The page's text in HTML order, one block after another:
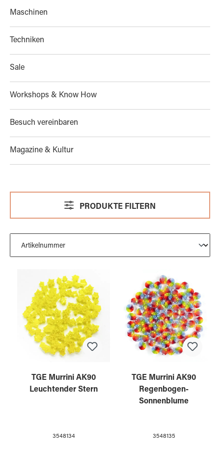
Maschinen
Techniken
Sale
Workshops & Know How
Besuch vereinbaren
Magazine & Kultur
PRODUKTE FILTERN
TGE Murrini AK90
Leuchtender Stern
3548134
TGE Murrini AK90
Regenbogen-
Sonnenblume
3548135